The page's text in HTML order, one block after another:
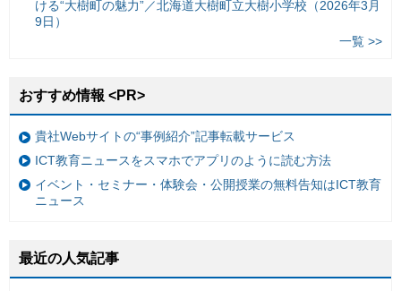
ける“大樹町の魅力”／北海道大樹町立大樹小学校（2026年3月
9日）
一覧 >>
おすすめ情報 <PR>
貴社Webサイトの“事例紹介”記事転載サービス
ICT教育ニュースをスマホでアプリのように読む方法
イベント・セミナー・体験会・公開授業の無料告知はICT教育
ニュース
最近の人気記事